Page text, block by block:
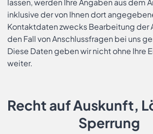
lassen, werden Ihre Angaben aus dem
inklusive der von Ihnen dort
Kontaktdaten zwecks Bearbeitung der
den Fall von Anschlussfragen bei uns
Diese Daten geben wir nicht ohne Ihre
weiter.
Recht auf Auskunft,
Sperrung